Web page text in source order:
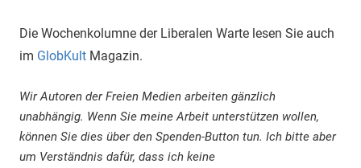
Die Wochenkolumne der Liberalen Warte lesen Sie auch
im GlobKult Magazin.
Wir Autoren der Freien Medien arbeiten gänzlich
unabhängig. Wenn Sie meine Arbeit unterstützen wollen,
können Sie dies über den Spenden-Button tun. Ich bitte aber
um Verständnis dafür, dass ich keine